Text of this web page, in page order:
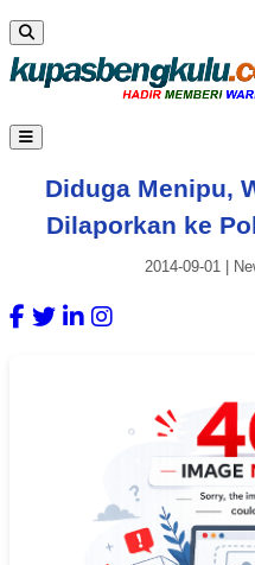
Diduga Menipu,
Dilaporkan ke
2014-09-01